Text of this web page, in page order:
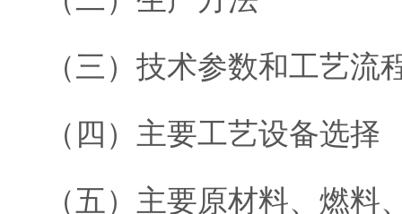
（三）技术参数和工艺流
（四）主要工艺设备选择
（五）主要原材料、燃料